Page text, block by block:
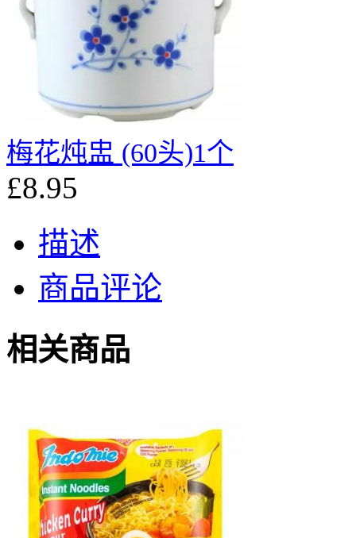
梅花炖盅 (60头)1个
£8.95
描述
商品评论
相关商品